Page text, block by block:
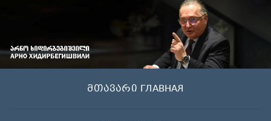
მთავარი ГЛАВНАЯ